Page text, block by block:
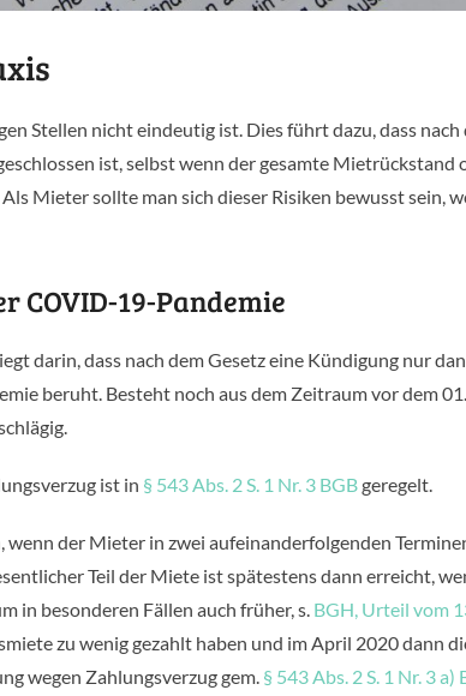
Stellen nicht eindeutig ist. Dies führt dazu, dass
ist, selbst wenn der gesamte Mietrückstand
Mieter sollte man sich dieser Risiken bewusst sein,
19-Pandemie
darin, dass nach dem Gesetz eine Kündigung nur
beruht. Besteht noch aus dem Zeitraum vor dem
ist in § 543 Abs. 2 S. 1 Nr. 3 BGBgeregelt.
wenn der Mieter in zwei aufeinanderfolgenden
Teil der Miete ist spätestens dann erreicht,
in besonderen Fällen auch früher, s. BGH, Urteil vom
zu wenig gezahlt haben und im April 2020 dann
wegen Zahlungsverzug gem. § 543 Abs. 2 S. 1 Nr. 3 a)